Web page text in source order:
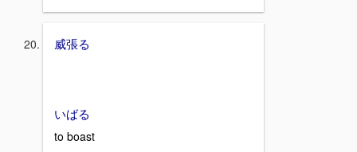
威張る
いばる
to boast